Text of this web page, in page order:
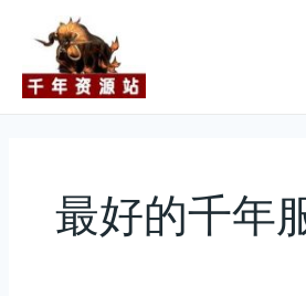
最好的千年